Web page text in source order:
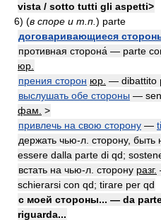
vista / sotto tutti gli aspetti>
6) (в споре и т.п. ) parte
договаривающиеся
противная сторона́ — parte
юр.
прения сторон юр. — dibattito
выслушать обе стороны —
фам. >
привлечь на свою сторону —
держать чью-л. сторону, быть
essere dalla parte di qd;
встать на чью-л. сторону разг.
schierarsi con qd; tirare per qd
с моей стороны... — da
riguarda...